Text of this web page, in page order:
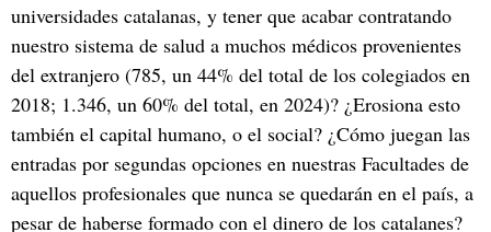
universidades catalanas, y tener que acabar contratando
nuestro sistema de salud a muchos médicos provenientes
del extranjero (785, un 44% del total de los colegiados en
2018; 1.346, un 60% del total, en 2024)? ¿Erosiona esto
también el capital humano, o el social? ¿Cómo juegan las
entradas por segundas opciones en nuestras Facultades de
aquellos profesionales que nunca se quedarán en el país, a
pesar de haberse formado con el dinero de los catalanes?